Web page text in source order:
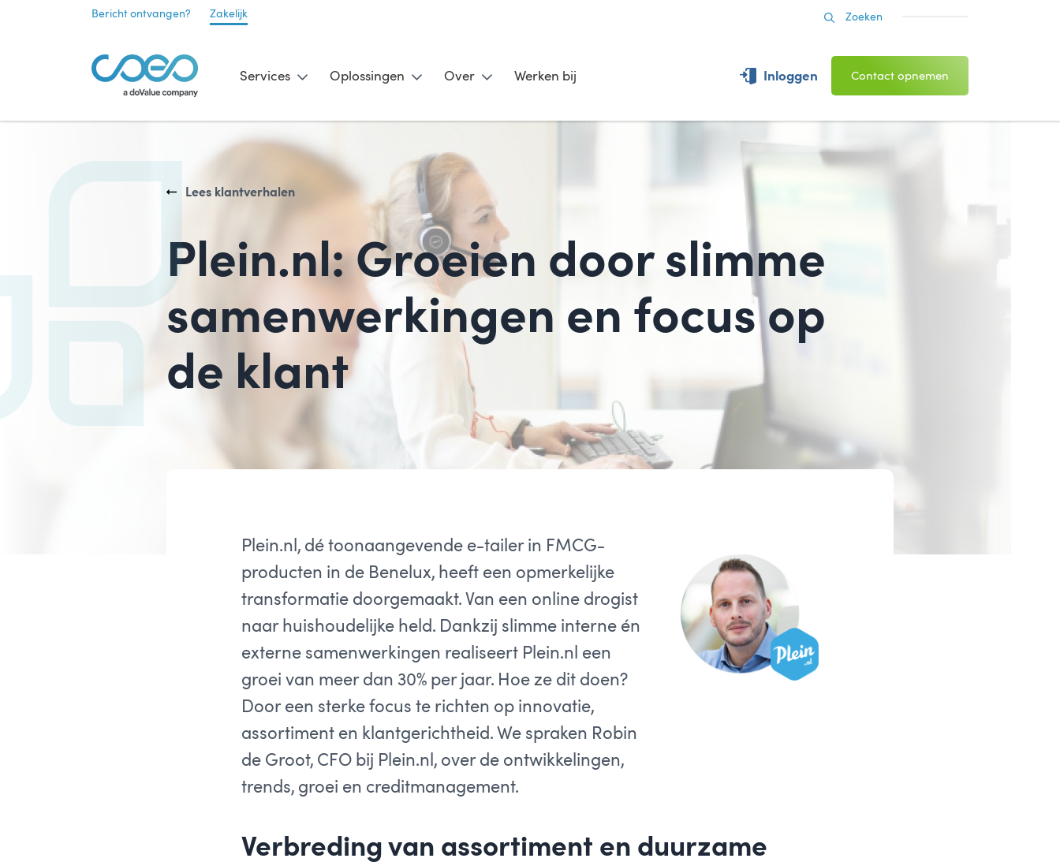
Bericht ontvangen? Zakelijk
Services Oplossingen Over Werken bij Inloggen Contact opnemen
Lees klantverhalen
Plein.nl: Groeien door slimme
samenwerkingen en focus op
de klant
Plein.nl, dé toonaangevende e-tailer in FMCG-
producten in de Benelux, heeft een opmerkelijke
transformatie doorgemaakt. Van een online drogist
naar huishoudelijke held. Dankzij slimme interne én
externe samenwerkingen realiseert Plein.nl een
groei van meer dan 30% per jaar. Hoe ze dit doen?
Door een sterke focus te richten op innovatie,
assortiment en klantgerichtheid. We spraken Robin
de Groot, CFO bij Plein.nl, over de ontwikkelingen,
trends, groei en creditmanagement.
Verbreding van assortiment en duurzame